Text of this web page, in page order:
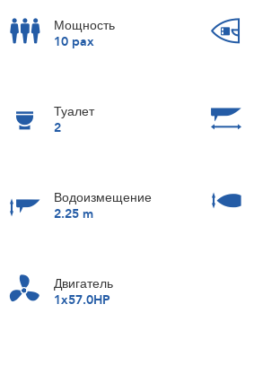
Мощность
10 pax
Туалет
2
Водоизмещение
2.25 m
Двигатель
1x57.0HP